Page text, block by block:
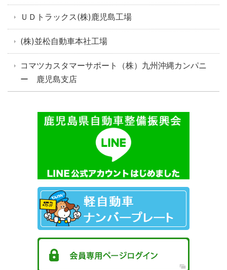
ＵＤトラックス(株)鹿児島工場
(株)並松自動車本社工場
コマツカスタマーサポート（株）九州沖縄カンパニ
ー 鹿児島支店